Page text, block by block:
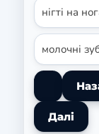
нігті на
молочні